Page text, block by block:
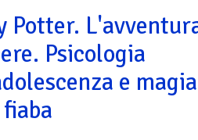
Potter.
Psicologia
e magia